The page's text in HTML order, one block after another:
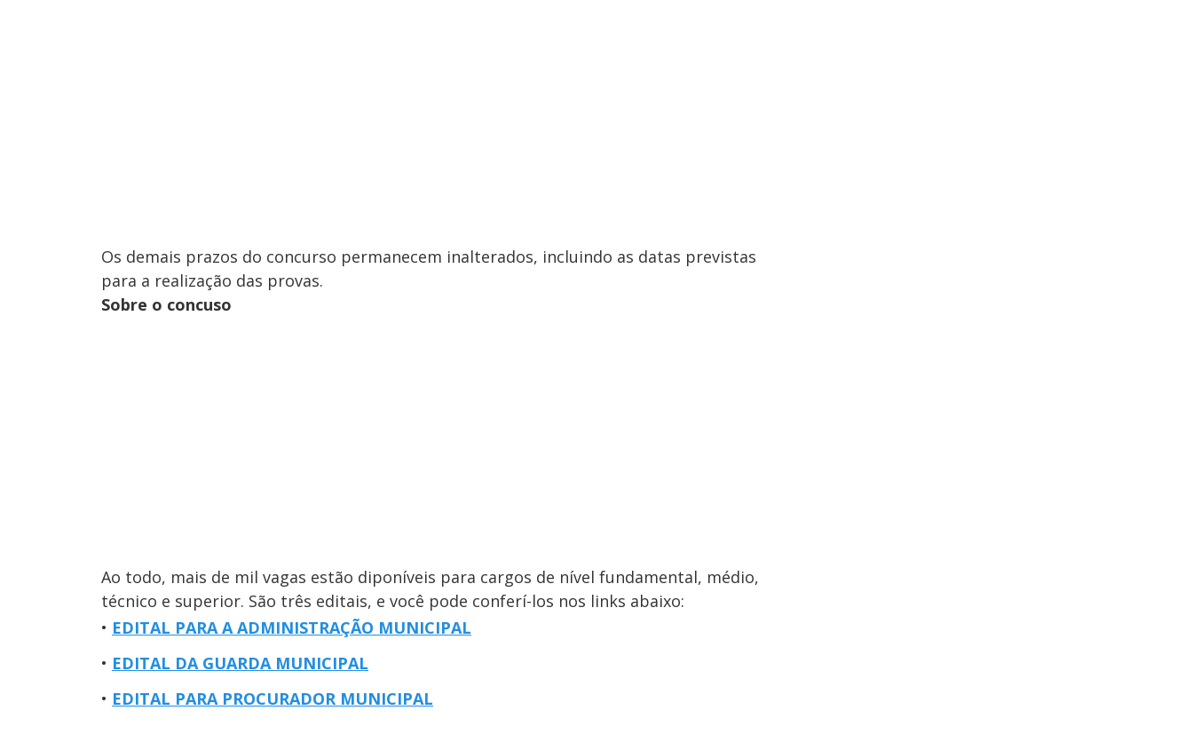
Os demais prazos do concurso permanecem inalterados, incluindo as datas previstas
para a realização das provas.
Sobre o concuso
Ao todo, mais de mil vagas estão diponíveis para cargos de nível fundamental, médio,
técnico e superior. São três editais, e você pode conferí-los nos links abaixo:
EDITAL PARA A ADMINISTRAÇÃO MUNICIPAL
EDITAL DA GUARDA MUNICIPAL
EDITAL PARA PROCURADOR MUNICIPAL